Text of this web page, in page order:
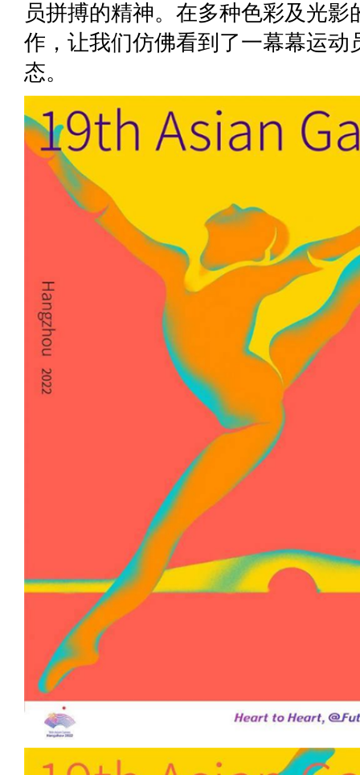
员拼搏的精神。在多种色彩及光
作，让我们仿佛看到了一幕幕运动
态。